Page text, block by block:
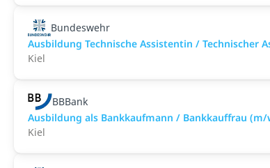
Bundeswehr
Ausbildung Technische Assistentin / Technischer
Kiel
BBBank
Ausbildung als Bankkaufmann / Bankkauffrau
Kiel